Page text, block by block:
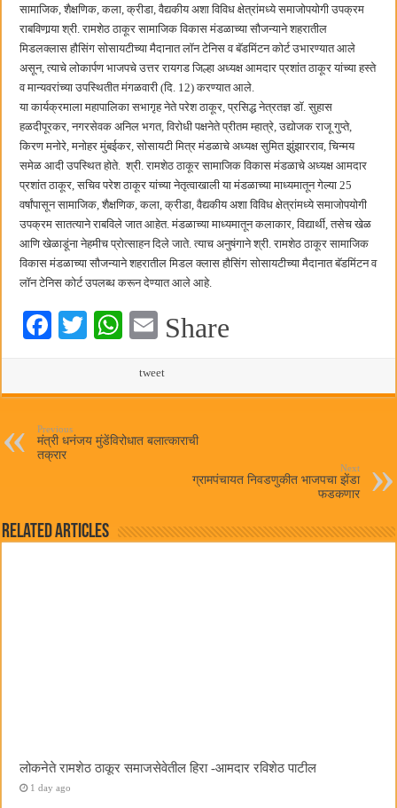
बाल्मर लॉरी आणि शेल इंडियातील कंत्राटी कामगारांना भरघोस पगारवाढ
सामाजिक, शैक्षणिक, कला, क्रीडा, वैद्यकीय अशा विविध क्षेत्रांमध्ये समाजोपयोगी उपक्रम
राबविणार्‍या श्री. रामशेठ ठाकूर सामाजिक विकास मंडळाच्या सौजन्याने शहरातील
मिडलक्लास हौसिंग सोसायटीच्या मैदानात लॉन टेनिस व बॅडमिंटन कोर्ट उभारण्यात आले
असून, त्याचे लोकार्पण भाजपचे उत्तर रायगड जिल्हा अध्यक्ष आमदार प्रशांत ठाकूर यांच्या हस्ते
व मान्यवरांच्या उपस्थितीत मंगळवारी (दि. 12) करण्यात आले.
या कार्यक्रमाला महापालिका सभागृह नेते परेश ठाकूर, प्रसिद्ध नेत्रतज्ञ डॉ. सुहास
हळदीपूरकर, नगरसेवक अनिल भगत, विरोधी पक्षनेते प्रीतम म्हात्रे, उद्योजक राजू गुप्ते,
किरण मनोरे, मनोहर मुंबईकर, सोसायटी मित्र मंडळाचे अध्यक्ष सुमित झुंझारराव, चिन्मय
समेळ आदी उपस्थित होते. श्री. रामशेठ ठाकूर सामाजिक विकास मंडळाचे अध्यक्ष आमदार
प्रशांत ठाकूर, सचिव परेश ठाकूर यांच्या नेतृत्वाखाली या मंडळाच्या माध्यमातून गेल्या 25
वर्षांपासून सामाजिक, शैक्षणिक, कला, क्रीडा, वैद्यकीय अशा विविध क्षेत्रांमध्ये समाजोपयोगी
उपक्रम सातत्याने राबविले जात आहेत. मंडळाच्या माध्यमातून कलाकार, विद्यार्थी, तसेच खेळ
आणि खेळाडूंना नेहमीच प्रोत्साहन दिले जाते. त्याच अनुषंगाने श्री. रामशेठ ठाकूर सामाजिक
विकास मंडळाच्या सौजन्याने शहरातील मिडल क्लास हौसिंग सोसायटीच्या मैदानात बॅडमिंटन व
लॉन टेनिस कोर्ट उपलब्ध करून देण्यात आले आहे.
Fa T
W
ts
pp
E
ail
Share
tweet
Previous
मंत्री धनंजय मुंडेंविरोधात बलात्काराची
तक्रार
Next
ग्रामपंचायत निवडणुकीत भाजपचा झेंडा
फडकणार
Related Articles
लोकनेते रामशेठ ठाकूर समाजसेवेतील हिरा -आमदार रविशेठ पाटील
1 day ago